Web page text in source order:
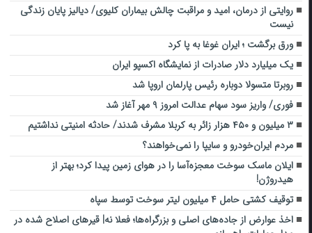
روایتی از درمان، امید و مراقبت چالش بیماران کلیوی/ دیالیز پایان زندگی
نیست
ورق برگشت ؛ ایران غوغا به پا کرد
یک میلیارد دلار صادرات از نمایشگاه اکسپو ایران
روبرتا متسولا دوباره رئیس پارلمان اروپا شد
فوری/ واریز سود سهام عدالت امروز ۹ مهر آغاز شد
۳ میلیون و ۴۵۰ هزار ‌زائر به کربلا مشرف شد‌ند/‌ حادثه امنیتی نداشتیم
مردم ایران‌خودرو و سایپا را نمی‌خواهند؟
ایلان ماسک سوخت معجزه‌آسا را در هوای زمین پیدا کرد؛ بهتر از
هیدروژن!
توقیف کشتی حامل ۴ میلیون لیتر سوخت توسط سپاه
اخذ عوارض از جاده‌های اصلی و بزرگراه‌ها؛ فعلا نه| قیرهای اصلاح شده در